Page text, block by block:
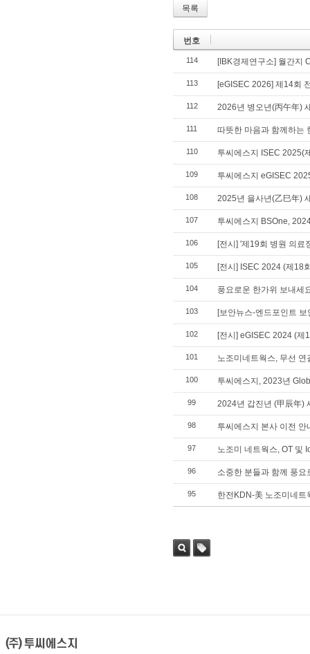
목록
번호
114 [IBK경제연구소] 월간지
113 [eGISEC 2026] 제14회
112 2026년 병오년(丙午年)
111 따뜻한 마음과 함께하는
110 투씨에스지 ISEC 2025(
109 투씨에스지 eGISEC
108 2025년 을사년(乙巳年)
107 투씨에스지 BSOne,
106 [전시] '제19회 병원 의료
105 [전시] ISEC 2024 (제18
104 풍요로운 한가위 보내세
103 [보안뉴스-엔드포인트
102 [전시] eGISEC 2024 (제
101 노조미네트웍스, 무선 연
100 투씨에스지, 2023년
99 2024년 갑진년 (甲辰年)
98 투씨에스지 본사 이전 안
97 노조미 네트웍스, OT 및
96 소중한 분들과 함께 풍
95 한전KDN-美 노조미네트